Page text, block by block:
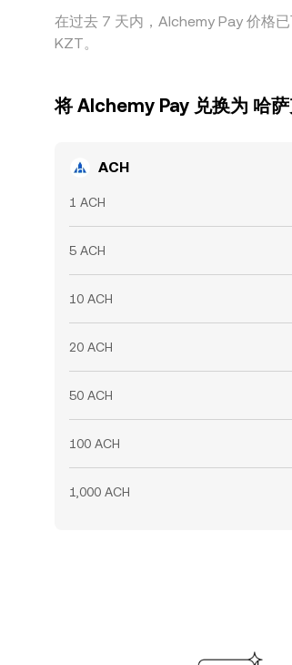
在过去 7 天内，Alchemy Pay 价格
KZT。
将 Alchemy Pay 兑换为 哈
ACH
1 ACH
5 ACH
10 ACH
20 ACH
50 ACH
100 ACH
1,000 ACH